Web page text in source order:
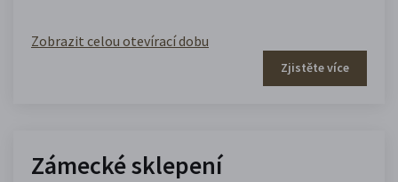
Zobrazit celou otevírací dobu
Zjistěte více
Zámecké sklepení